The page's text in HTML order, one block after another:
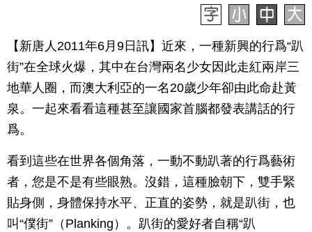
【新唐人2011年6月9日訊】近來，一種新興的行爲“趴
街”在全球火爆，其中在台灣兩名少女因此走紅兩岸三
地華人圈，而澳大利亞的一名20歲少年卻由此命赴黃
泉。一起來看看這種甚至讓國家首腦都發表講話的行
爲。
看到這些在世界各個角落，一動不動趴著的行爲藝術
者，您是不是有些眼熟。沒錯，這種臉朝下，雙手緊
貼身側，身體保持水平、正直的姿勢，就是趴街，也
叫“僕街”（Planking）。趴街的愛好者自稱“趴